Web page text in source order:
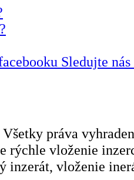
Sledujte
práva
rýchle vloženie
inzerát, vloženie